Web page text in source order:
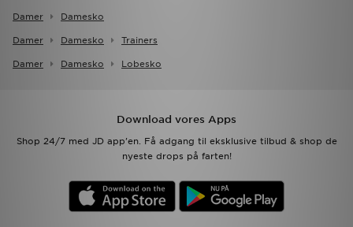
Damer Damesko
Damer Damesko Trainers
Damer Damesko Lobesko
Download vores Apps
Shop 24/7 med JD app'en. Få adgang til eksklusive tilbud & shop de
nyeste drops på farten!